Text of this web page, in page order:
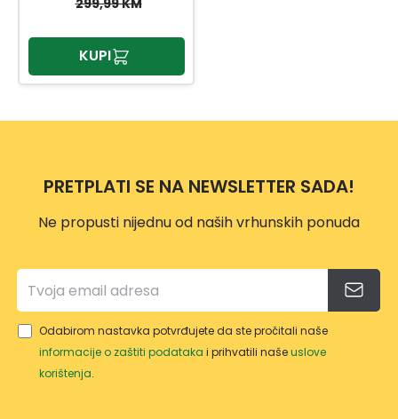
KUPI
PRETPLATI SE NA NEWSLETTER SADA!
Ne propusti nijednu od naših vrhunskih ponuda
Odabirom nastavka potvrđujete da ste pročitali naše
informacije o zaštiti podataka i prihvatili našeuslove
korištenja.